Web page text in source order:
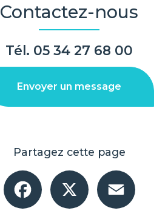
Contactez-nous
Tél. 05 34 27 68 00
Envoyer un message
Partagez cette page
Facebook